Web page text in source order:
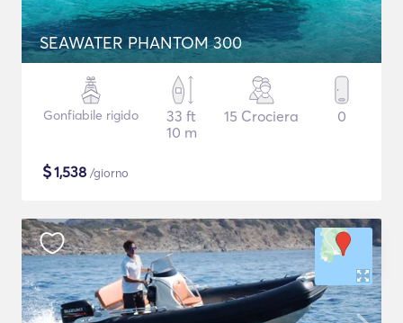
SEAWATER PHANTOM 300
Gonfiabile rigido
33 ft
10 m
15 Crociera 0
$1,538 /giorno